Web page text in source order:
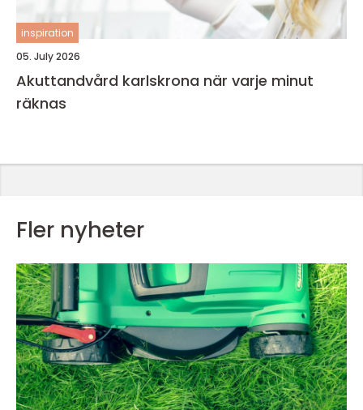
inspiration
05. July 2026
Akuttandvård karlskrona när varje minut
räknas
Fler nyheter